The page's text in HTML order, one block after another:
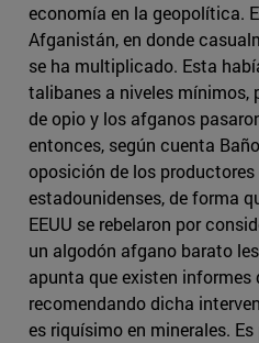
economía en la geopolítica.
Afganistán, en donde
se ha multiplicado. Esta
talibanes a niveles mínimos,
de opio y los afganos
entonces, según cuenta
oposición de los productores
estadounidenses, de forma
EEUU se rebelaron por
un algodón afgano barato
apunta que existen informes
recomendando dicha
es riquísimo en minerales.